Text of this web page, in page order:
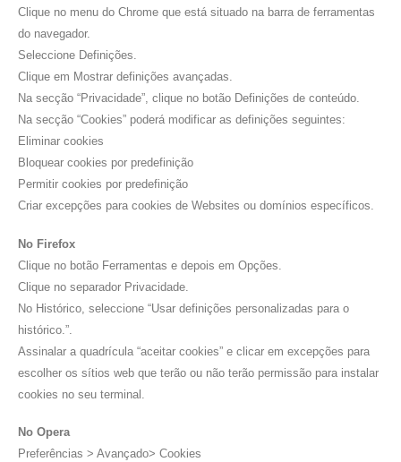
Clique no menu do Chrome que está situado na barra de ferramentas
do navegador.
Seleccione Definições.
Clique em Mostrar definições avançadas.
Na secção “Privacidade”, clique no botão Definições de conteúdo.
Na secção “Cookies” poderá modificar as definições seguintes:
Eliminar cookies
Bloquear cookies por predefinição
Permitir cookies por predefinição
Criar excepções para cookies de Websites ou domínios específicos.
No Firefox
Clique no botão Ferramentas e depois em Opções.
Clique no separador Privacidade.
No Histórico, seleccione “Usar definições personalizadas para o
histórico.”.
Assinalar a quadrícula “aceitar cookies” e clicar em excepções para
escolher os sítios web que terão ou não terão permissão para instalar
cookies no seu terminal.
No Opera
Preferências > Avançado> Cookies